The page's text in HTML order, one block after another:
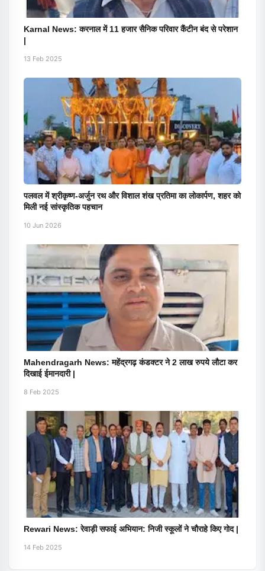
Karnal News: करनाल में 11 हजार सैनिक परिवार कैंटीन बंद से परेशान
|
13 Feb 2025
पलवल में श्रीकृष्ण-अर्जुन रथ और विशाल शंख प्रतिमा का लोकार्पण, शहर को
मिली नई सांस्कृतिक पहचान
10 Jun 2026
Mahendragarh News: महेंद्रगढ़ कंडक्टर ने 2 लाख रुपये लौटा कर
दिखाई ईमानदारी |
8 Feb 2025
Rewari News: रेवाड़ी सफाई अभियान: निजी स्कूलों ने चौराहे किए गोद |
14 Feb 2025